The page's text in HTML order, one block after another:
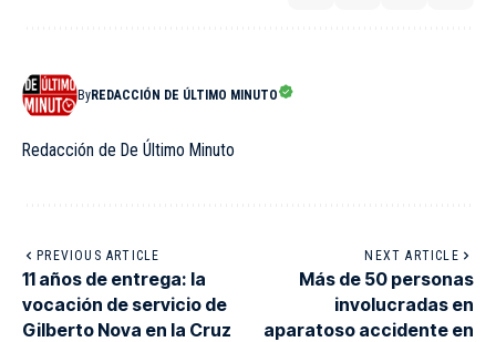
ByREDACCIÓN DE ÚLTIMO MINUTO
Redacción de De Último Minuto
PREVIOUS ARTICLE
11 años de entrega: la
vocación de servicio de
Gilberto Nova en la Cruz
NEXT ARTICLE
Más de 50 personas
involucradas en
aparatoso accidente en